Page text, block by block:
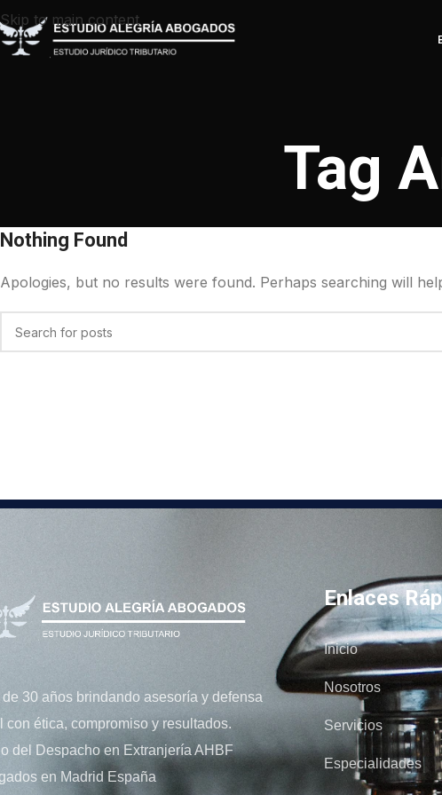
Skip to main content
Tag
Nothing Found
Apologies, but no results were found. Perhaps searching will
de 30 años brindando asesoría y defensa
con ética, compromiso y resultados.
del Despacho en Extranjería AHBF
en Madrid España
Enlaces
Inicio
Nosotros
Servicios
Especialidades